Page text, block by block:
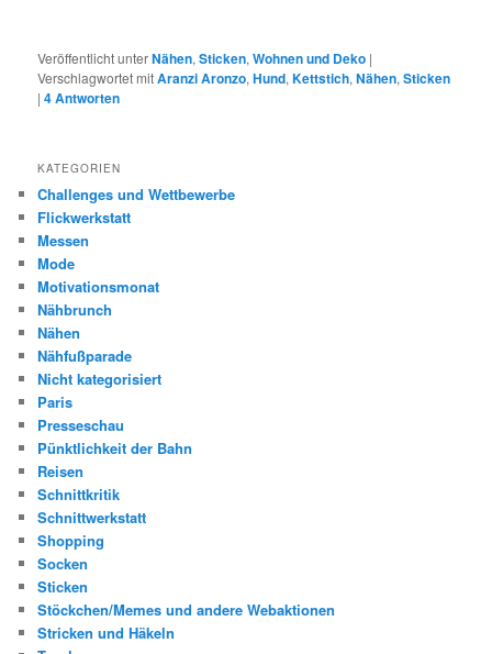
Veröffentlicht unterNähen,Sticken,Wohnen und Deko |
Verschlagwortet mitAranzi Aronzo,Hund,Kettstich,Nähen,Sticken
|4Antworten
KATEGORIEN
Challenges und Wettbewerbe
Flickwerkstatt
Messen
Mode
Motivationsmonat
Nähbrunch
Nähen
Nähfußparade
Nicht kategorisiert
Paris
Presseschau
Pünktlichkeit der Bahn
Reisen
Schnittkritik
Schnittwerkstatt
Shopping
Socken
Sticken
Stöckchen/Memes und andere Webaktionen
Stricken und Häkeln